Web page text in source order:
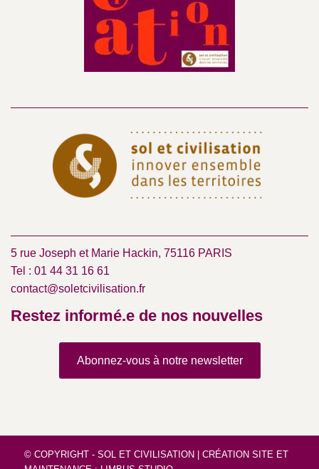
5 rue Joseph et Marie Hackin, 75116 PARIS
Tel : 01 44 31 16 61
contact@soletcivilisation.fr
Restez informé.e de nos nouvelles
Abonnez-vous à notre newsletter
© COPYRIGHT - SOL ET CIVILISATION | CRÉATION SITE ET